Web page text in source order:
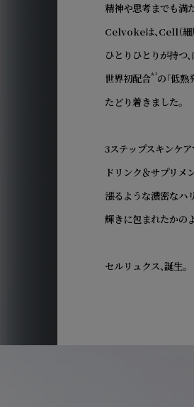
精神や思考までも満
Celvokeは、Cell（細
ひとりひとりが持つ
世界初配合*¹の「低
たどり着きました。
3ステップスキンケア
ドリンク＆サプリメ
漲るような濃密なハ
輝きに包まれたかのよ
セルリュクス、誕生。